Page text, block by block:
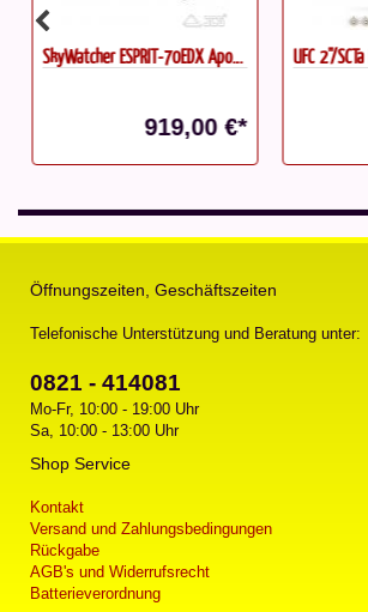
SkyWatcher ESPRIT-70EDX Apo...
919,00 €*
UFC 2"/
Öffnungszeiten, Geschäftszeiten
Telefonische Unterstützung und Beratung unter:
0821 - 414081
Mo-Fr, 10:00 - 19:00 Uhr
Sa, 10:00 - 13:00 Uhr
Shop Service
Kontakt
Versand und Zahlungsbedingungen
Rückgabe
AGB's und Widerrufsrecht
Batterieverordnung